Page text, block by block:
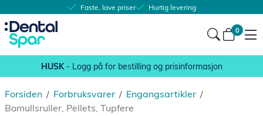
Faste, lave priser Hurtig levering
0
HUSK- Logg på for bestilling og prisinformasjon
/
Forsiden /
Forbruksvarer /
Engangsartikler
Bomullsruller, Pellets, Tupfere